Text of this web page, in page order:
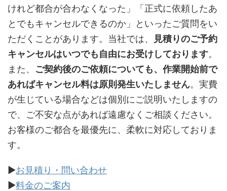
けれど都合が合わなくなった」「正式に依頼したあ
とでもキャンセルできるのか」といったご質問をい
ただくことがあります。当社では、
見積りのご予約
キャンセルはいつでも自由にお受けしております。
また、 ご契約後のご依頼についても、作業開始前で
あればキャンセル料は原則発生いたしません。実費
が生じている場合などは個別にご説明いたしますの
で、ご不安な点があれば遠慮なくご相談ください。
お客様のご都合を最優先に、柔軟に対応しておりま
す。
▶お見積り・問い合わせ
▶料金のご案内